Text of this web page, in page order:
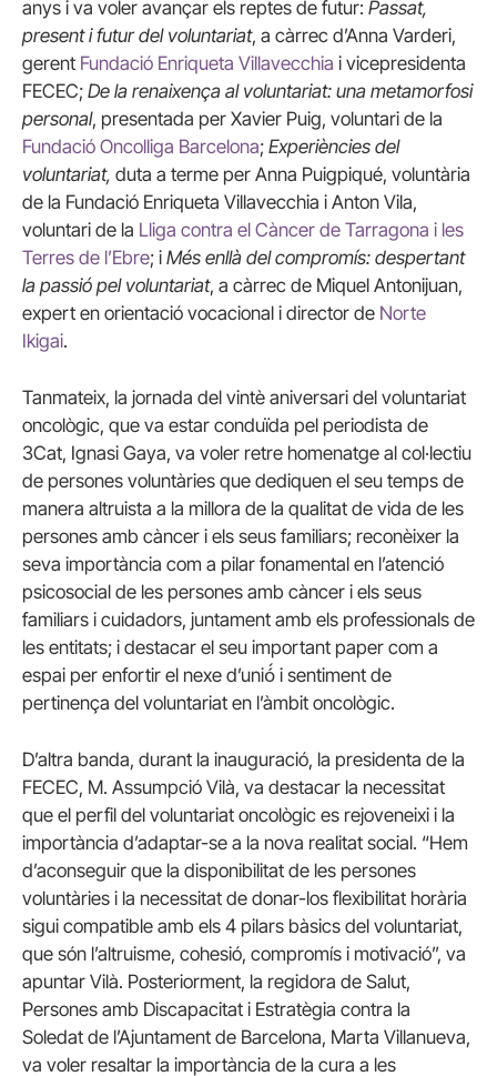
anys i va voler avançar els reptes de futur: Passat,
present i futur del voluntariat, a càrrec d’Anna Varderi,
gerent Fundació Enriqueta Villavecchia i vicepresidenta
FECEC; De la renaixença al voluntariat: una metamorfosi
personal, presentada per Xavier Puig, voluntari de la
Fundació Oncolliga Barcelona; Experiències del
voluntariat, duta a terme per Anna Puigpiqué, voluntària
de la Fundació Enriqueta Villavecchia i Anton Vila,
voluntari de la Lliga contra el Càncer de Tarragona i les
Terres de l’Ebre; i Més enllà del compromís: despertant
la passió pel voluntariat, a càrrec de Miquel Antonijuan,
expert en orientació vocacional i director de Norte
Ikigai.
Tanmateix, la jornada del vintè aniversari del voluntariat
oncològic, que va estar conduïda pel periodista de
3Cat, Ignasi Gaya, va voler retre homenatge al col·lectiu
de persones voluntàries que dediquen el seu temps de
manera altruista a la millora de la qualitat de vida de les
persones amb càncer i els seus familiars; reconèixer la
seva importància com a pilar fonamental en l’atenció
psicosocial de les persones amb càncer i els seus
familiars i cuidadors, juntament amb els professionals de
les entitats; i destacar el seu important paper com a
espai per enfortir el nexe d’unió́ i sentiment de
pertinença del voluntariat en l’àmbit oncològic.
D’altra banda, durant la inauguració, la presidenta de la
FECEC, M. Assumpció Vilà, va destacar la necessitat
que el perfil del voluntariat oncològic es rejoveneixi i la
importància d’adaptar-se a la nova realitat social. “Hem
d’aconseguir que la disponibilitat de les persones
voluntàries i la necessitat de donar-los flexibilitat horària
sigui compatible amb els 4 pilars bàsics del voluntariat,
que són l’altruisme, cohesió, compromís i motivació”, va
apuntar Vilà. Posteriorment, la regidora de Salut,
Persones amb Discapacitat i Estratègia contra la
Soledat de l’Ajuntament de Barcelona, Marta Villanueva,
va voler resaltar la importància de la cura a les